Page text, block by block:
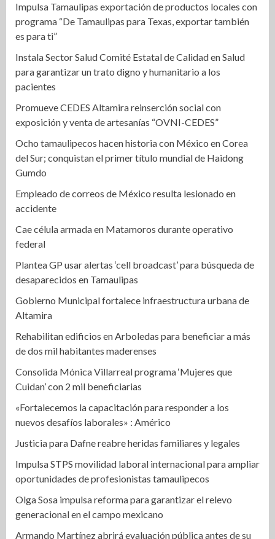
Impulsa Tamaulipas exportación de productos locales con
programa “De Tamaulipas para Texas, exportar también
es para ti”
Instala Sector Salud Comité Estatal de Calidad en Salud
para garantizar un trato digno y humanitario a los
pacientes
Promueve CEDES Altamira reinserción social con
exposición y venta de artesanías “OVNI-CEDES”
Ocho tamaulipecos hacen historia con México en Corea
del Sur; conquistan el primer título mundial de Haidong
Gumdo
Empleado de correos de México resulta lesionado en
accidente
Cae célula armada en Matamoros durante operativo
federal
Plantea GP usar alertas ‘cell broadcast’ para búsqueda de
desaparecidos en Tamaulipas
Gobierno Municipal fortalece infraestructura urbana de
Altamira
Rehabilitan edificios en Arboledas para beneficiar a más
de dos mil habitantes maderenses
Consolida Mónica Villarreal programa ‘Mujeres que
Cuidan’ con 2 mil beneficiarias
«Fortalecemos la capacitación para responder a los
nuevos desafíos laborales» : Américo
Justicia para Dafne reabre heridas familiares y legales
Impulsa STPS movilidad laboral internacional para ampliar
oportunidades de profesionistas tamaulipecos
Olga Sosa impulsa reforma para garantizar el relevo
generacional en el campo mexicano
Armando Martínez abrirá evaluación pública antes de su